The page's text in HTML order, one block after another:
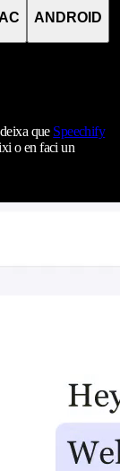
ANDROID
que Speechify
o en faci un